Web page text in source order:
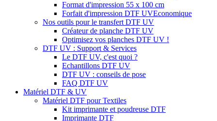
Format d'impression 55 x 100 cm
Forfait d'impression DTF UVEconomique
Nos outils pour le transfert DTF UV
Créateur de planche DTF UV
Optimisez vos planches DTF UV !
DTF UV : Support & Services
Le DTF UV, c'est quoi ?
Echantillons DTF UV
DTF UV : conseils de pose
FAQ DTF UV
Matériel DTF & UV
Matériel DTF pour Textiles
Kit imprimante et poudreuse DTF
Imprimante DTF